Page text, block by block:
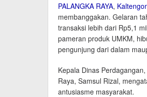
PALANGKA RAYA,
membanggakan. Gelaran
transaksi lebih dari Rp5,1
pameran produk UMKM,
pengunjung dari dalam
Kepala Dinas
Raya, Samsul Rizal,
antusiasme masyarakat.